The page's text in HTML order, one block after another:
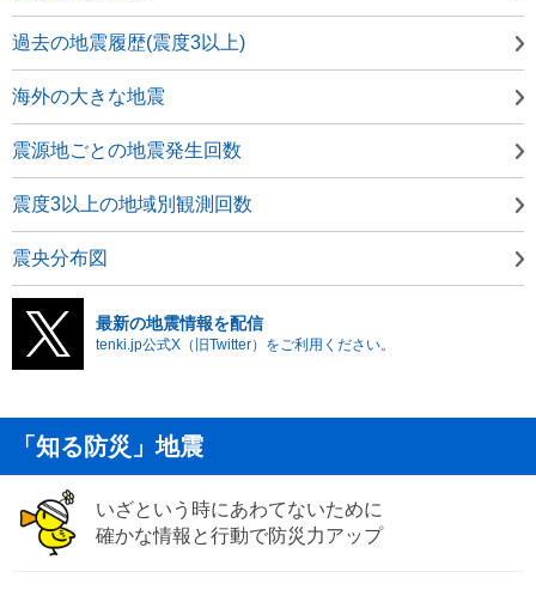
過去の地震履歴(震度3以上)
海外の大きな地震
震源地ごとの地震発生回数
震度3以上の地域別観測回数
震央分布図
最新の地震情報を配信
tenki.jp公式X（旧Twitter）をご利用ください。
「知る防災」地震
いざという時にあわてないために
確かな情報と行動で防災力アップ